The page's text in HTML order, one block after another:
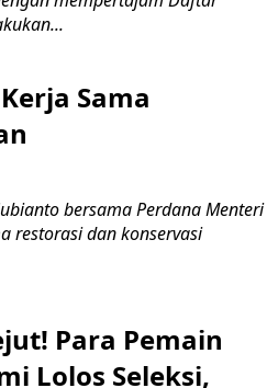
Sama
bersama Perdana Menteri
restorasi dan konservasi
Para Pemain
Lolos Seleksi,